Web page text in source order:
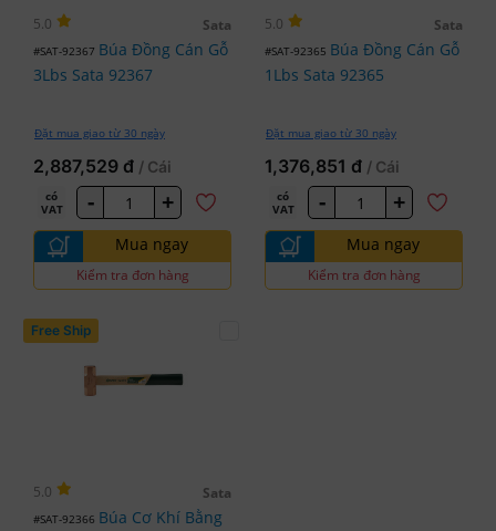
5.0 Sata
#SAT-92367 Búa Đồng Cán Gỗ
3Lbs Sata 92367
Đặt mua giao từ 30 ngày
2,887,529 đ / Cái
có
VAT
- +
Mua ngay
Kiểm tra đơn hàng
5.0 Sata
#SAT-92365 Búa Đồng Cán Gỗ
1Lbs Sata 92365
Đặt mua giao từ 30 ngày
1,376,851 đ / Cái
có
VAT
- +
Mua ngay
Kiểm tra đơn hàng
Free Ship
5.0 Sata
#SAT-92366 Búa Cơ Khí Bằng